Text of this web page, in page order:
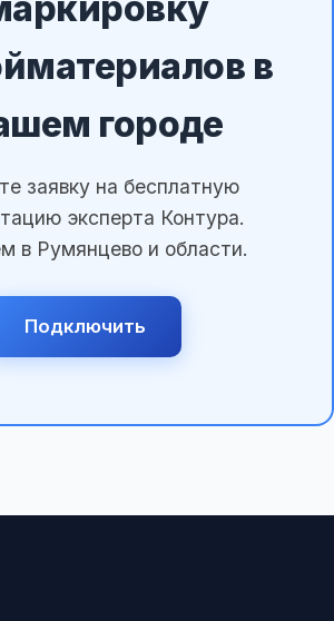
в
городе
заявку на бесплатную
эксперта Контура.
в Румянцево и области.
Подключить